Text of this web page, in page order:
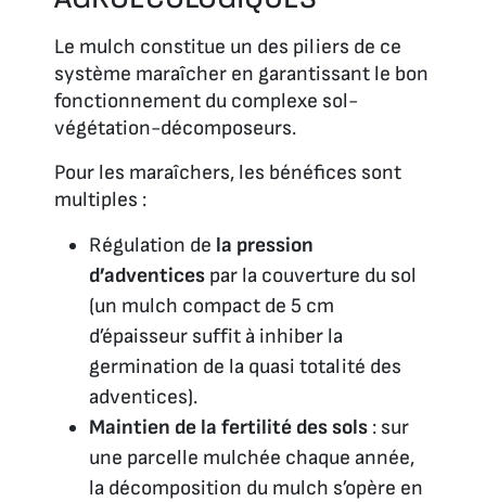
Le mulch constitue un des piliers de ce
système maraîcher en garantissant le bon
fonctionnement du complexe sol-
végétation-décomposeurs.
Pour les maraîchers, les bénéfices sont
multiples :
Régulation de la pression
d’adventices par la couverture du sol
(un mulch compact de 5 cm
d’épaisseur suffit à inhiber la
germination de la quasi totalité des
adventices).
Maintien de la fertilité des sols : sur
une parcelle mulchée chaque année,
la décomposition du mulch s’opère en